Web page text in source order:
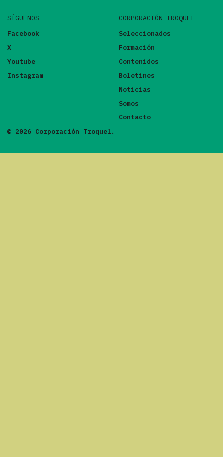
SÍGUENOS
Facebook
X
Youtube
Instagram
CORPORACIÓN TROQUEL
Seleccionados
Formación
Contenidos
Boletines
Noticias
Somos
Contacto
© 2026 Corporación Troquel.